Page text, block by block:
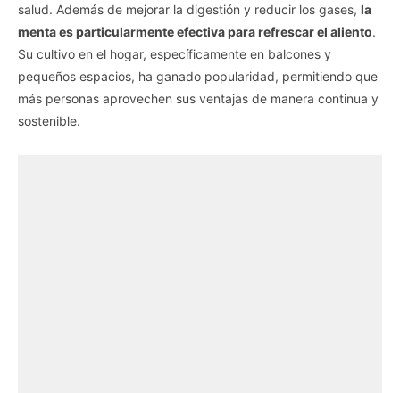
salud. Además de mejorar la digestión y reducir los gases, la
menta es particularmente efectiva para refrescar el aliento.
Su cultivo en el hogar, específicamente en balcones y
pequeños espacios, ha ganado popularidad, permitiendo que
más personas aprovechen sus ventajas de manera continua y
sostenible.